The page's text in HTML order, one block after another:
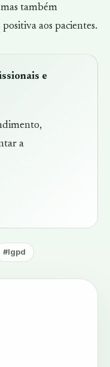
também
aos pacientes.
e
a
#lgpd